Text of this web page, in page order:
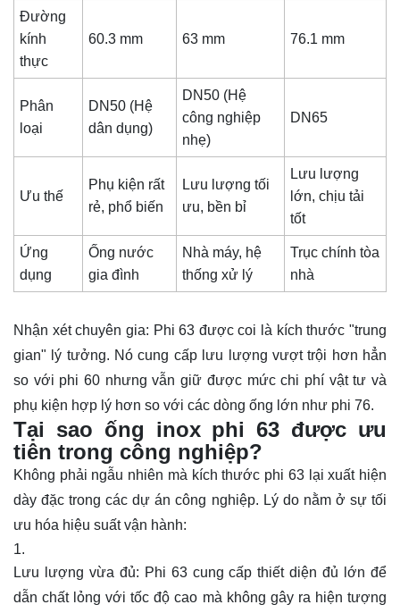
Đường
kính
thực
60.3 mm 63 mm 76.1 mm
Phân
loại
DN50 (Hệ
dân dụng)
DN50 (Hệ
công nghiệp
nhẹ)
DN65
Ưu thế
Phụ kiện rất
rẻ, phổ biến
Lưu lượng tối
ưu, bền bỉ
Lưu lượng
lớn, chịu tải
tốt
Ứng
dụng
Ống nước
gia đình
Nhà máy, hệ
thống xử lý
Trục chính tòa
nhà
Nhận xét chuyên gia: Phi 63 được coi là kích thước "trung
gian" lý tưởng. Nó cung cấp lưu lượng vượt trội hơn hẳn
so với phi 60 nhưng vẫn giữ được mức chi phí vật tư và
phụ kiện hợp lý hơn so với các dòng ống lớn như phi 76.
Tại sao ống inox phi 63 được ưu
tiên trong công nghiệp?
Không phải ngẫu nhiên mà kích thước phi 63 lại xuất hiện
dày đặc trong các dự án công nghiệp. Lý do nằm ở sự tối
ưu hóa hiệu suất vận hành:
Lưu lượng vừa đủ: Phi 63 cung cấp thiết diện đủ lớn để
dẫn chất lỏng với tốc độ cao mà không gây ra hiện tượng